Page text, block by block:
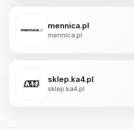
mennica.pl
mennica.pl
sklep.ka4.pl
sklep.ka4.pl